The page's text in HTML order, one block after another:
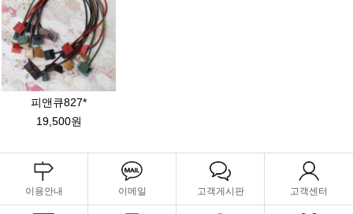
피앤큐827*
19,500원
이용안내 이메일 고객게시판 고객센터